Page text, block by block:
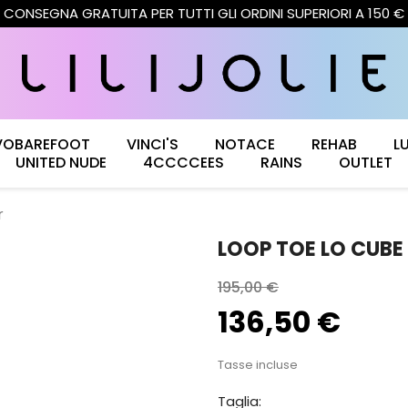
CONSEGNA GRATUITA PER TUTTI GLI ORDINI SUPERIORI A 150 €
ISCRIVITI ALLA NOSTRA NEWSLETTER E RICEVI OFFERTE ESCLUSIVE
VINCI'S NOTACE REHAB
UNITED NUDE
4CCCCEES RAINS OUTLET
LOOP TOE LO
195,00 €
136,50 €
Tasse incluse
Taglia: